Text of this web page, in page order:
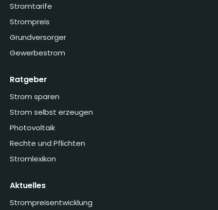
Stromtarife
Strompreis
Grundversorger
Gewerbestrom
Ratgeber
Strom sparen
Strom selbst erzeugen
Photovoltaik
Rechte und Pflichten
Stromlexikon
Aktuelles
Strompreisentwicklung